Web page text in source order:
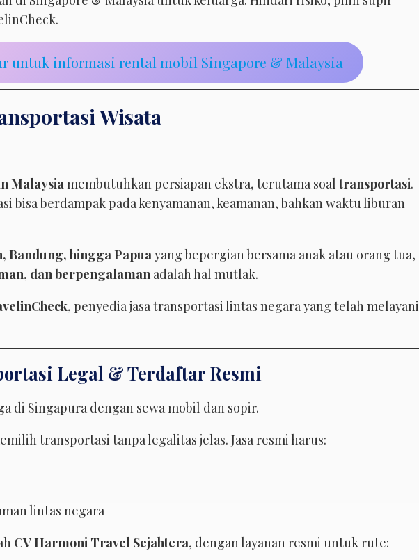
untuk informasi rental mobil Singapore & Malaysia
Wisata
Malaysiamembutuhkan persiapan ekstra, terutama soaltransportasi.
bisa berdampak pada kenyamanan, keamanan, bahkan waktu liburan
Bandung, hingga Papuayang bepergian bersama anak atau orang tua,
dan berpengalaman adalah hal mutlak.
, penyedia jasa transportasi lintas negara yang telah melayani
Legal & Terdaftar Resmi
transportasi tanpa legalitas jelas. Jasa resmi harus:
lintas negara
CV Harmoni Travel Sejahtera, dengan layanan resmi untuk rute: